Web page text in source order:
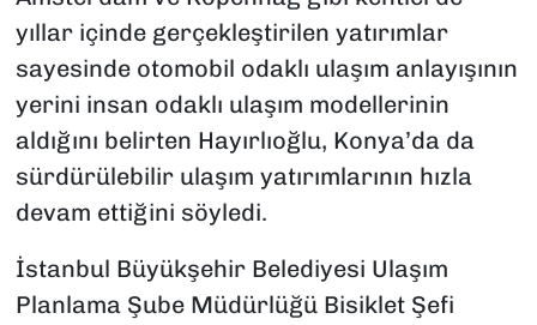
yıllar içinde gerçekleştirilen yatırımlar
sayesinde otomobil odaklı ulaşım anlayışının
yerini insan odaklı ulaşım modellerinin
aldığını belirten Hayırlıoğlu, Konya’da da
sürdürülebilir ulaşım yatırımlarının hızla
devam ettiğini söyledi.
İstanbul Büyükşehir Belediyesi Ulaşım
Planlama Şube Müdürlüğü Bisiklet Şefi